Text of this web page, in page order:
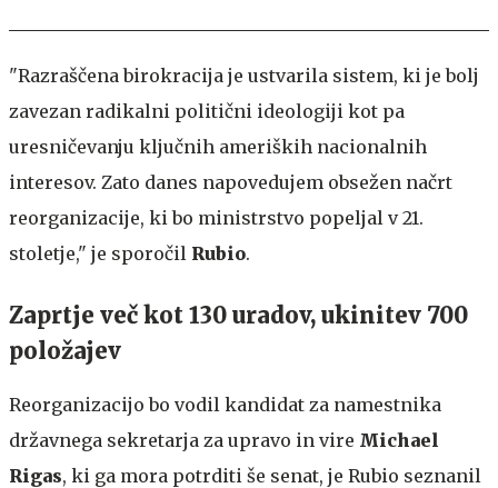
"Razraščena birokracija je ustvarila sistem, ki je bolj
zavezan radikalni politični ideologiji kot pa
uresničevanju ključnih ameriških nacionalnih
interesov. Zato danes napovedujem obsežen načrt
reorganizacije, ki bo ministrstvo popeljal v 21.
stoletje," je sporočil Rubio.
Zaprtje več kot 130 uradov, ukinitev 700
položajev
Reorganizacijo bo vodil kandidat za namestnika
državnega sekretarja za upravo in vire Michael
Rigas, ki ga mora potrditi še senat, je Rubio seznanil